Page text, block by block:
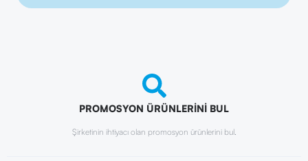
PROMOSYON ÜRÜNLERİNİ BUL
Şirketinin ihtiyacı olan promosyon ürünlerini bul.